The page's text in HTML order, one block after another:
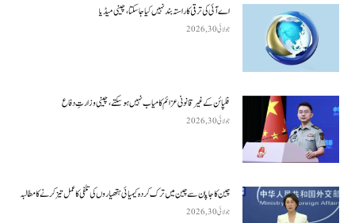
اے آئی کی ترقی کا راستہ بند نہیں کیا جا سکتا، چینی میڈیا
جولائی 30, 2026
فلپائن کے غیر قانونی عزائم کامیاب نہیں ہو سکتے ، چینی وزارتِ دفاع
جولائی 30, 2026
چین کا جاپان سے چین میں ترک کردہ کیمیائی ہتھیاروں کی تلفی کا عمل تیز کرنے کا مطالبہ
جولائی 30, 2026